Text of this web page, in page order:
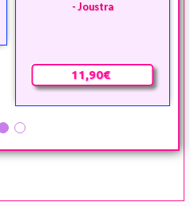
- Joustra
11,90€